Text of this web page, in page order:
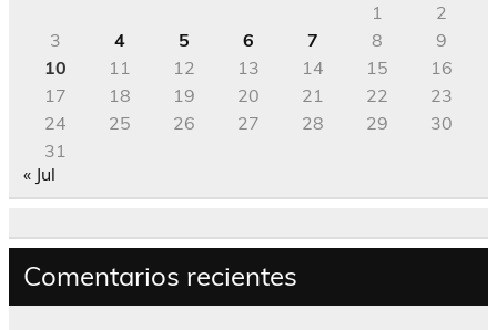
1
2
3
4 5 6 7 8
9
10
11 12 13 14 15
16
17
18 19 20 21 22
23
24
25 26 27 28 29
30
31
« Jul
Comentarios recientes